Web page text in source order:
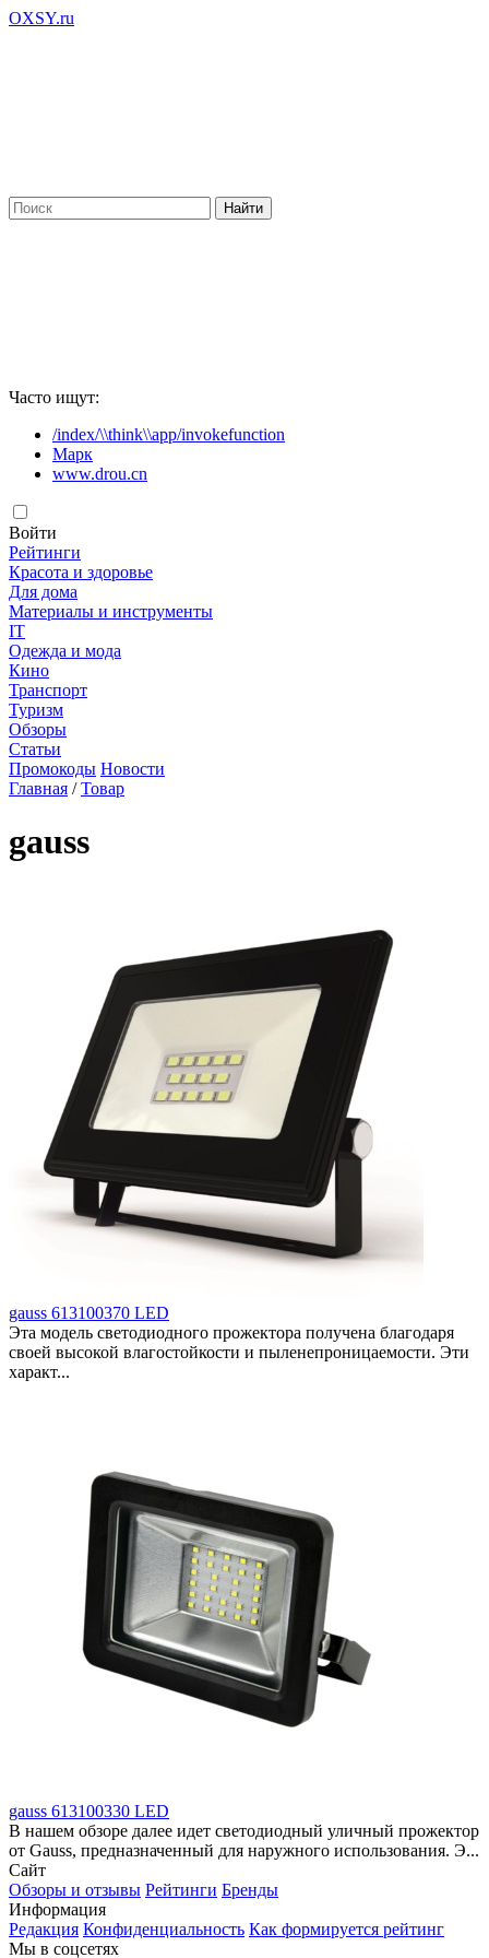
OXSY.ru
Часто ищут:
/index/\\think\\app/invokefunction
Марк
www.drou.cn
Войти
Рейтинги
Красота и здоровье
Для дома
Материалы и инструменты
IT
Одежда и мода
Кино
Транспорт
Туризм
Обзоры
Статьи
Промокоды Новости
Главная /Товар
gauss
gauss 613100370 LED
Эта модель светодиодного прожектора получена благодаря
своей высокой влагостойкости и пыленепроницаемости. Эти
характ...
gauss 613100330 LED
В нашем обзоре далее идет светодиодный уличный прожектор
от Gauss, предназначенный для наружного использования. Э...
Сайт
Обзоры и отзывы Рейтинги Бренды
Информация
Редакция Конфиденциальность Как формируется рейтинг
Мы в соцсетях